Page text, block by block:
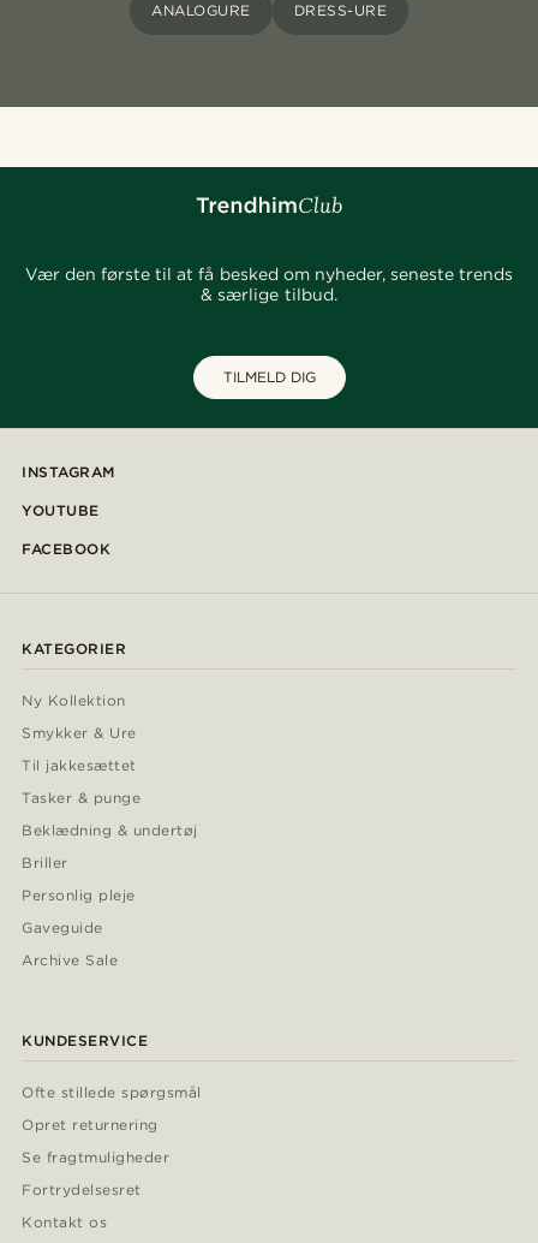
ANALOGURE DRESS-URE
Vær den første til at få besked om nyheder, seneste trends
& særlige tilbud.
TILMELD DIG
INSTAGRAM
YOUTUBE
FACEBOOK
KATEGORIER
Ny Kollektion
Smykker & Ure
Til jakkesættet
Tasker & punge
Beklædning & undertøj
Briller
Personlig pleje
Gaveguide
Archive Sale
KUNDESERVICE
Ofte stillede spørgsmål
Opret returnering
Se fragtmuligheder
Fortrydelsesret
Kontakt os